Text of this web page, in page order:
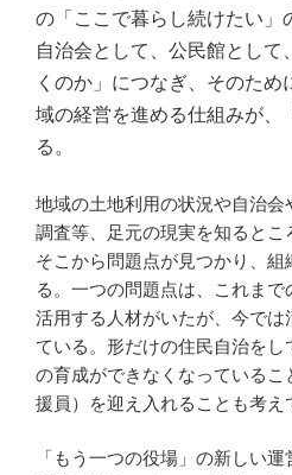
の「ここで暮らし続けたい」
自治会として、公民館として
くのか」につなぎ、そのた
域の経営を進める仕組みが、
る。
地域の土地利用の状況や自治
調査等、足元の現実を知るとこ
そこから問題点が見つかり、
る。一つの問題点は、これま
活用する人材がいたが、今では
ている。形だけの住民自治をし
の育成ができなくなっているこ
援員）を迎え入れることも考え
「もう一つの役場」の新しい